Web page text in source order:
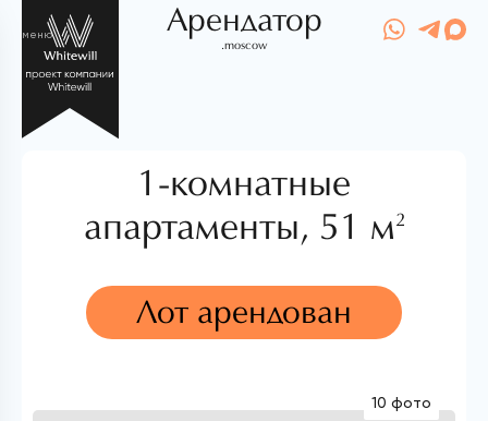
меню Арендатор
.moscow
1-комнатные
апартаменты, 51 м2
Лот арендован
10 фото